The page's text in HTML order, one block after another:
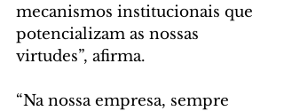
mecanismos institucionais que
potencializam as nossas
virtudes”, afirma.
“Na nossa empresa, sempre